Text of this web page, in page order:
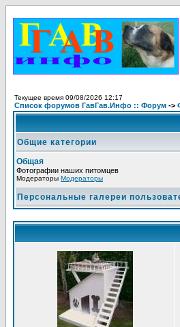
Текущее время 09/08/2026 12:17
Список форумов ГавГав.Инфо :: Форум ->
Общие категории
Общая
Фотографии наших питомцев
Модераторы Модераторы
Персональные галереи